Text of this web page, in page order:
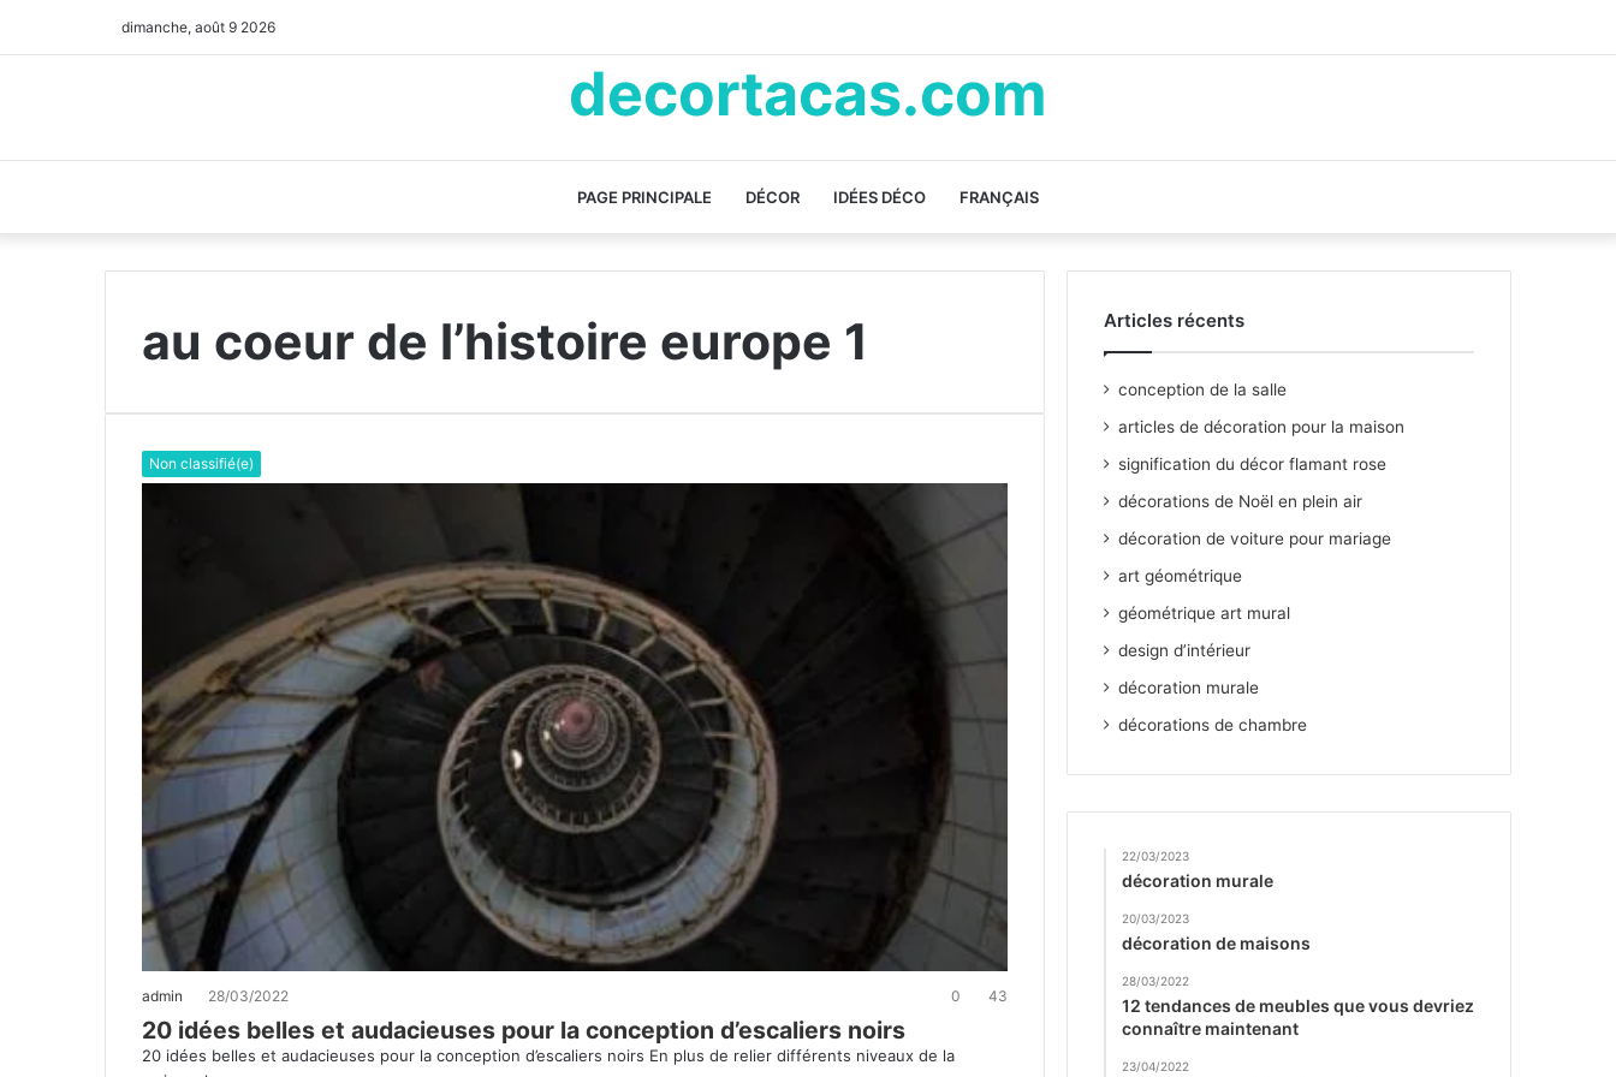
dimanche, août 9 2026
decortacas.com
PAGE PRINCIPALE DÉCOR IDÉES DÉCO FRANÇAIS
au coeur de l’histoire europe 1
Non classifié(e)
admin 28/03/2022 0 43
20 idées belles et audacieuses pour la conception d’escaliers noirs
20 idées belles et audacieuses pour la conception d’escaliers noirs En plus de relier différents niveaux de la
Articles récents
conception de la salle
articles de décoration pour la maison
signification du décor flamant rose
décorations de Noël en plein air
décoration de voiture pour mariage
art géométrique
géométrique art mural
design d’intérieur
décoration murale
décorations de chambre
22/03/2023
décoration murale
20/03/2023
décoration de maisons
28/03/2022
12 tendances de meubles que vous devriez
connaître maintenant
23/04/2022